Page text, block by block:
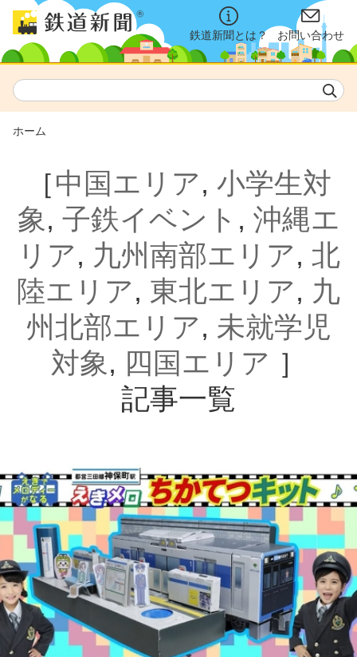
鉄道新聞とは？ お問い合わせ
ホーム
［中国エリア, 小学生対
象, 子鉄イベント , 沖縄エ
リア, 九州南部エリア, 北
陸エリア, 東北エリア, 九
州北部エリア, 未就学児
対象, 四国エリア ］
記事一覧